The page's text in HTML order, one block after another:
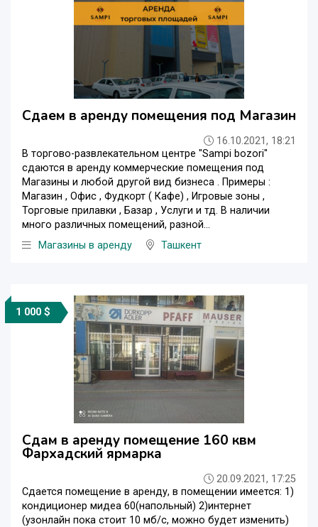
Сдаем в аренду помещения под Магазин
16.10.2021, 18:21
В торгово-развлекательном центре "Sampi bozori"
сдаются в аренду коммерческие помещения под
Магазины и любой другой вид бизнеса . Примеры :
Магазин , Офис , Фудкорт ( Кафе) , Игровые зоны ,
Торговые прилавки , Базар , Услуги и тд. В наличии
много различных помещений, разной...
Магазины в аренду
Ташкент
1 000 $
Сдам в аренду помещение 160 квм
Фархадский ярмарка
20.09.2021, 17:25
Сдается помещение в аренду, в помещении имеется: 1)
кондиционер мидеа 60(напольный) 2)интернет
(узонлайн пока стоит 10 мб/с, можно будет изменить)